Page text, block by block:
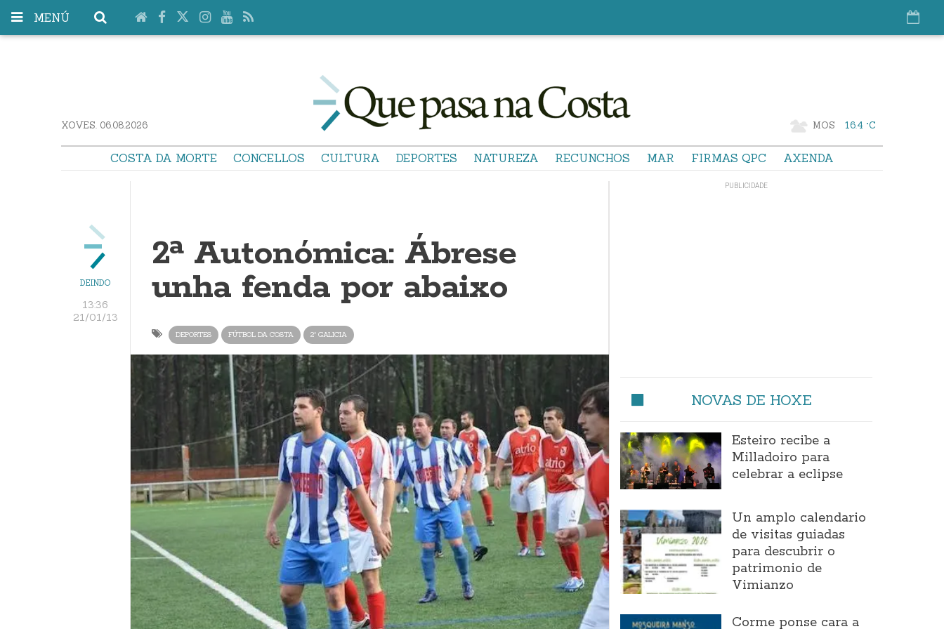
MENÚ
XOVES. 06.08.2026 MOS 16.4 °C
COSTA DA MORTE CONCELLOS CULTURA DEPORTES NATUREZA RECUNCHOS MAR FIRMAS QPC AXENDA
DEINDO
13:36
21/01/13
2ª Autonómica: Ábrese
unha fenda por abaixo
DEPORTES FÚTBOL DA COSTA 2ª GALICIA
NOVAS DE HOXE
Esteiro recibe a
Milladoiro para
celebrar a eclipse
Un amplo calendario
de visitas guiadas
para descubrir o
patrimonio de
Vimianzo
Corme ponse cara a